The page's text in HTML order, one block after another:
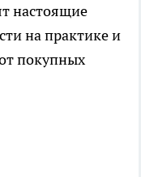
настоящие
на практике и
покупных